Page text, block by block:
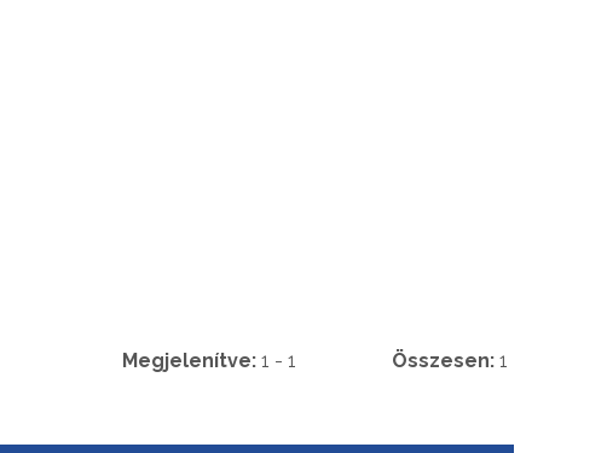
Megjelenítve: 1 - 1 Összesen: 1